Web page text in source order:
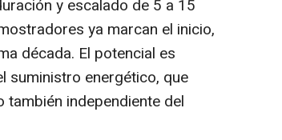
y escalado de 5 a 15
ya marcan el inicio,
década. El potencial es
suministro energético, que
también independiente del